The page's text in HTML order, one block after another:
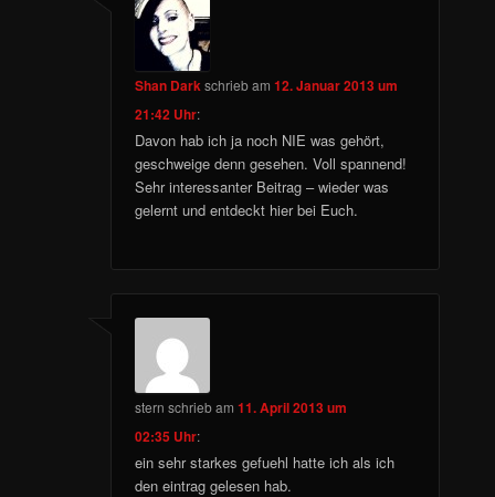
Shan Darkschriebam12. Januar 2013 um
21:42 Uhr:
Davon hab ich ja noch NIE was gehört,
geschweige denn gesehen. Voll spannend!
Sehr interessanter Beitrag – wieder was
gelernt und entdeckt hier bei Euch.
stern schriebam11. April 2013 um
02:35 Uhr:
ein sehr starkes gefuehl hatte ich als ich
den eintrag gelesen hab.